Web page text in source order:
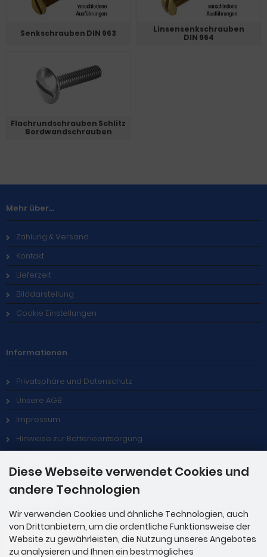
Senkschrauben DIN 963
Linsensenkschrauben
DIN 964
Flachrundschrauben Schlitz
Bordwandschrauben
Mehr über...
Zahlung & Versand
Kontakt
Lieferzeit
Bilddarstellung
Cookie Einstellungen
Informationen
Privatsphäre und Datenschutz
Unsere AGB
Impressum
Hinweise zur Batterieentsorgung
Zahlungsmethoden
Diese Webseite verwendet Cookies und
andere Technologien
Wir verwenden Cookies und ähnliche Technologien, auch
von Drittanbietern, um die ordentliche Funktionsweise der
Website zu gewährleisten, die Nutzung unseres Angebotes
zu analysieren und Ihnen ein bestmögliches